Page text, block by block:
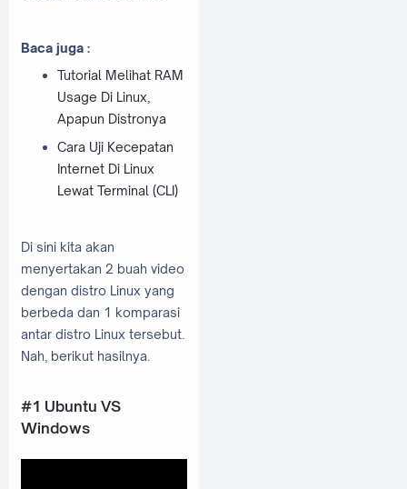
Baca juga :
Tutorial Melihat RAM
Usage Di Linux,
Apapun Distronya
Cara Uji Kecepatan
Internet Di Linux
Lewat Terminal (CLI)
Di sini kita akan
menyertakan 2 buah video
dengan distro Linux yang
berbeda dan 1 komparasi
antar distro Linux tersebut.
Nah, berikut hasilnya.
#1 Ubuntu VS
Windows